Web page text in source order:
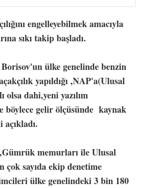
engelleyebilmek amacıyla
sıkı takip başladı.
ülke genelinde benzin
yapıldığı ,NAP'a(Ulusal
olsa dahi,yeni yazılım
böylece gelir ölçüsünde kaynak
memurları ile Ulusal
çok sayıda ekip denetime
ülke genelindeki 3 bin 180